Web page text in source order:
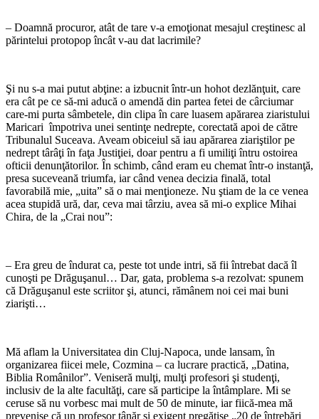
– Doamnă procuror, atât de tare v-a emoţionat mesajul creştinesc al
părintelui protopop încât v-au dat lacrimile?
Şi nu s-a mai putut abţine: a izbucnit într-un hohot dezlănţuit, care
era cât pe ce să-mi aducă o amendă din partea fetei de cârciumar
care-mi purta sâmbetele, din clipa în care luasem apărarea ziaristului
Maricari împotriva unei sentinţe nedrepte, corectată apoi de către
Tribunalul Suceava. Aveam obiceiul să iau apărarea ziariştilor pe
nedrept târâţi în faţa Justiţiei, doar pentru a fi umiliţi întru ostoirea
ofticii denunţătorilor. În schimb, când eram eu chemat într-o instanţă,
presa suceveană triumfa, iar când venea decizia finală, total
favorabilă mie, „uita” să o mai menţioneze. Nu ştiam de la ce venea
acea stupidă ură, dar, ceva mai târziu, avea să mi-o explice Mihai
Chira, de la „Crai nou”:
– Era greu de îndurat ca, peste tot unde intri, să fii întrebat dacă îl
cunoşti pe Drăguşanul… Dar, gata, problema s-a rezolvat: spunem
că Drăguşanul este scriitor şi, atunci, rămânem noi cei mai buni
ziarişti…
Mă aflam la Universitatea din Cluj-Napoca, unde lansam, în
organizarea fiicei mele, Cozmina – ca lucrare practică, „Datina,
Biblia Românilor”. Veniseră mulţi, mulţi profesori şi studenţi,
inclusiv de la alte facultăţi, care să participe la întâmplare. Mi se
ceruse să nu vorbesc mai mult de 50 de minute, iar fiică-mea mă
prevenise că un profesor tânăr şi exigent pregătise „20 de întrebări